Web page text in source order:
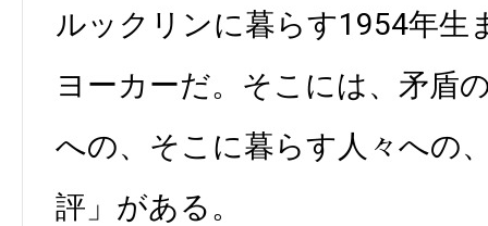
ルックリンに暮らす1954年生
ヨーカーだ。そこには、矛盾
への、そこに暮らす人々への
評」がある。